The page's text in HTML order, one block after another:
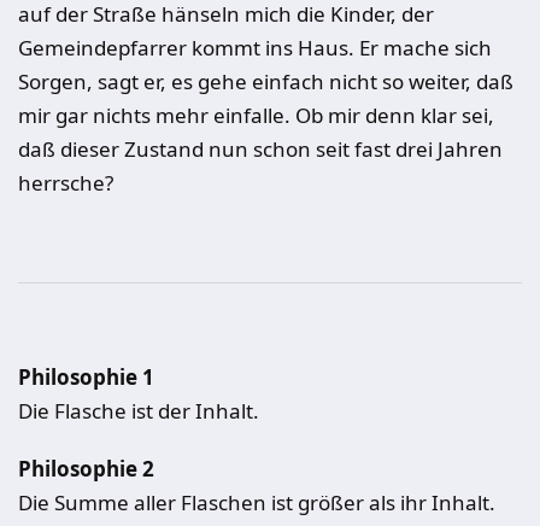
auf der Straße hänseln mich die Kinder, der
Gemeindepfarrer kommt ins Haus. Er mache sich
Sorgen, sagt er, es gehe einfach nicht so weiter, daß
mir gar nichts mehr einfalle. Ob mir denn klar sei,
daß dieser Zustand nun schon seit fast drei Jahren
herrsche?
Philosophie 1
Die Flasche ist der Inhalt.
Philosophie 2
Die Summe aller Flaschen ist größer als ihr Inhalt.